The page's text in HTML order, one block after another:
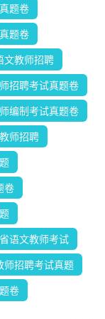
题卷
题卷
文教师招聘
招聘考试真题卷
编制考试真题卷
师招聘
卷
语文教师考试
师招聘考试真题
卷